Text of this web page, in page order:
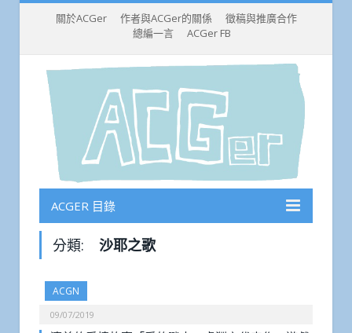
關於ACGer 作者與ACGer的關係
徵稿與推廣合作
總編一言
ACGer FB
ACGER 目錄
分類: 沙耶之歌
ACGN
09/07/2019